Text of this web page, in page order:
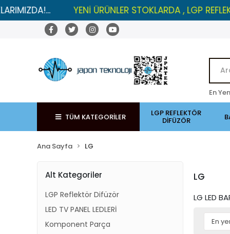
YENİ ÜRÜNLER STOKLARDA , LGP
En
TÜM KATEGORİLER LGP REFLEKTÖR
DİFÜZÖR
Ana Sayfa LG
Alt Kategoriler
LGP Reflektör Difüzör
LED TV PANEL LEDLERİ
Komponent Parça
LG
LG LED